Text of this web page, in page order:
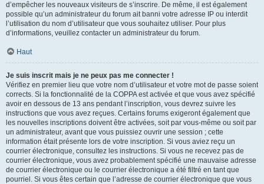
d’empêcher les nouveaux visiteurs de s’inscrire. De même, il est également
possible qu’un administrateur du forum ait banni votre adresse IP ou interdit
l’utilisation du nom d’utilisateur que vous souhaitez utiliser. Pour plus
d’informations, veuillez contacter un administrateur du forum.
Haut
Je suis inscrit mais je ne peux pas me connecter !
Vérifiez en premier lieu que votre nom d’utilisateur et votre mot de passe soient
corrects. Si la fonctionnalité de la COPPA est activée et que vous avez spécifié
avoir en dessous de 13 ans pendant l’inscription, vous devrez suivre les
instructions que vous avez reçues. Certains forums exigeront également que
les nouvelles inscriptions doivent être activées, soit par vous-même ou soit par
un administrateur, avant que vous puissiez ouvrir une session ; cette
information était présente lors de votre inscription. Si vous aviez reçu un
courrier électronique, consultez les instructions. Si vous ne recevez pas de
courrier électronique, vous avez probablement spécifié une mauvaise adresse
de courrier électronique ou le courrier électronique a été filtré en tant que
pourriel. Si vous êtes certain que l’adresse de courrier électronique que vous